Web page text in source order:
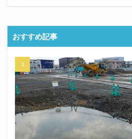
おすすめ記事